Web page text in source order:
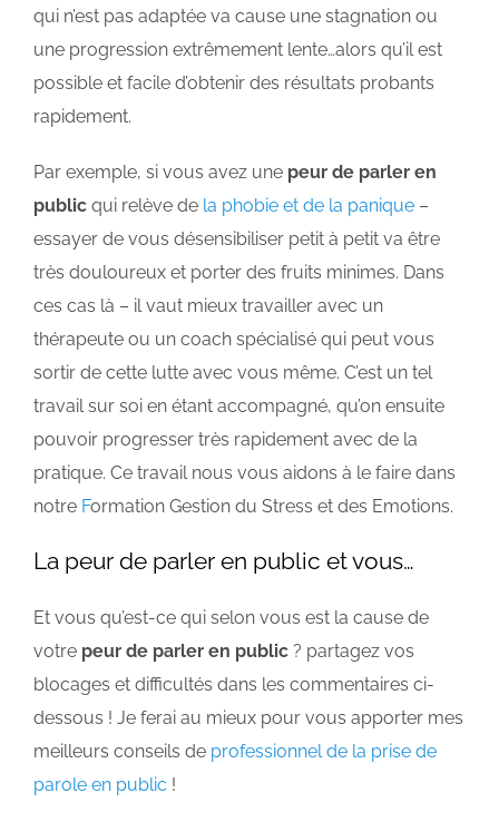
qui n’est pas adaptée va cause une stagnation ou
une progression extrêmement lente…alors qu’il est
possible et facile d’obtenir des résultats probants
rapidement.
Par exemple, si vous avez une peur de parler en
public qui relève de la phobie et de la panique –
essayer de vous désensibiliser petit à petit va être
très douloureux et porter des fruits minimes. Dans
ces cas là – il vaut mieux travailler avec un
thérapeute ou un coach spécialisé qui peut vous
sortir de cette lutte avec vous même. C’est un tel
travail sur soi en étant accompagné, qu’on ensuite
pouvoir progresser très rapidement avec de la
pratique. Ce travail nous vous aidons à le faire dans
notre Formation Gestion du Stress et des Emotions.
La peur de parler en public et vous…
Et vous qu’est-ce qui selon vous est la cause de
votre peur de parler en public ? partagez vos
blocages et difficultés dans les commentaires ci-
dessous ! Je ferai au mieux pour vous apporter mes
meilleurs conseils de professionnel de la prise de
parole en public !